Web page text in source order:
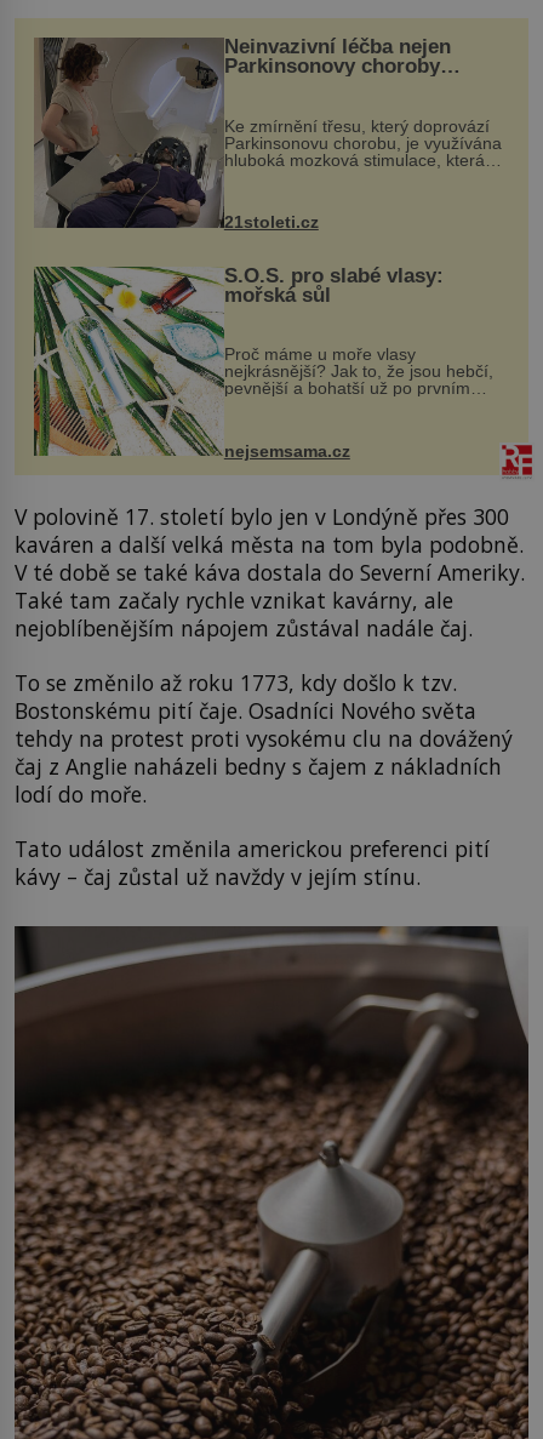
Neinvazivní léčba nejen
Parkinsonovy choroby
Ke zmírnění třesu, který doprovází
Parkinsonovu chorobu, je využívána
hluboká mozková stimulace, která
však vyžaduje vysoce invazivní
zákrok. Ultrazvuk zase není vhodný
k dostatečně přesnému zacílení ...
21stoleti.cz
S.O.S. pro slabé vlasy:
mořská sůl
Proč máme u moře vlasy
nejkrásnější? Jak to, že jsou hebčí,
pevnější a bohatší už po prvním
vlasy. ...
nejsemsama.cz
V polovině 17. století bylo jen v Londýně přes 300
kaváren a další velká města na tom byla podobně.
V té době se také káva dostala do Severní Ameriky.
Také tam začaly rychle vznikat kavárny, ale
nejoblíbenějším nápojem zůstával nadále čaj.
To se změnilo až roku 1773, kdy došlo k tzv.
Bostonskému pití čaje. Osadníci Nového světa
tehdy na protest proti vysokému clu na dovážený
čaj z Anglie naházeli bedny s čajem z nákladních
lodí do moře.
Tato událost změnila americkou preferenci pití
kávy – čaj zůstal už navždy v jejím stínu.